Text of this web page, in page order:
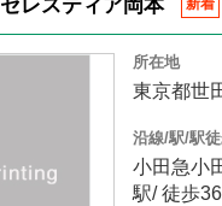
セレスティア岡本 新着
所在地
東京都世
沿線/駅/駅
小田急小
駅/ 徒歩